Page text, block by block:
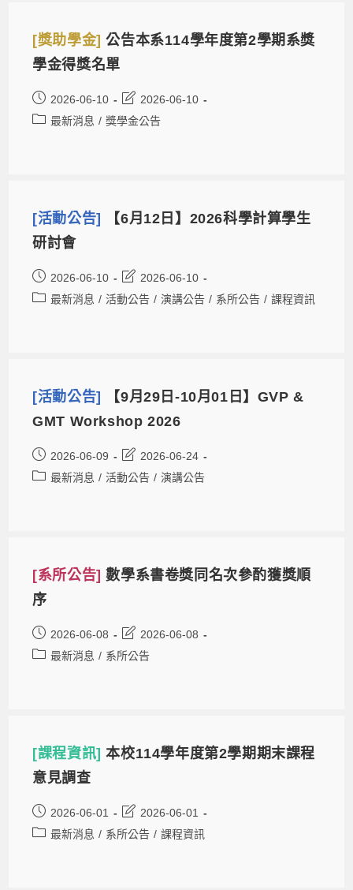
[獎助學金]公告本系114學年度第2學期系獎
學金得獎名單
2026-06-10
2026-06-10
最新消息 / 獎學金公告
[活動公告]
【6月12日】2026科學計算學生
研討會
2026-06-10
2026-06-10
最新消息 / 活動公告 / 演講公告 / 系所公告 / 課程資訊
[活動公告]
【9月29日-10月01日】GVP &
GMT Workshop 2026
2026-06-09
2026-06-24
最新消息 / 活動公告 / 演講公告
[系所公告]數學系書卷獎同名次參酌獲獎順
序
2026-06-08
2026-06-08
最新消息 / 系所公告
[課程資訊]本校114學年度第2學期期末課程
意見調查
2026-06-01
2026-06-01
最新消息 / 系所公告 / 課程資訊